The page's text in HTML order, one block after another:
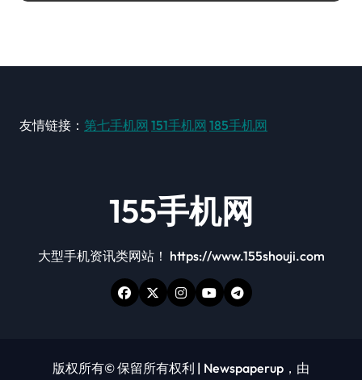
友情链接： 第七手机网 151手机网 185手机网
155手机网
大型手机资讯类网站！ https://www.155shouji.com
版权所有© 保留所有权利 | Newspaperup ，由